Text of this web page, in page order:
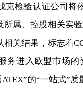
克检验认证公司将
所属、控股相关实
相关结果，标志着
务进入欧盟市场的
的“一站式”质